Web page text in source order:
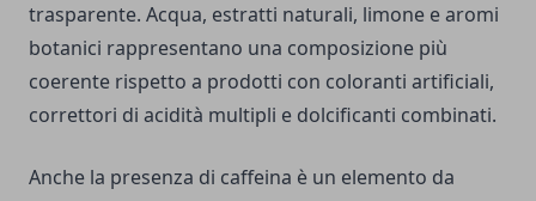
trasparente. Acqua, estratti naturali, limone e aromi
botanici rappresentano una composizione più
coerente rispetto a prodotti con coloranti artificiali,
correttori di acidità multipli e dolcificanti combinati.
Anche la presenza di caffeina è un elemento da